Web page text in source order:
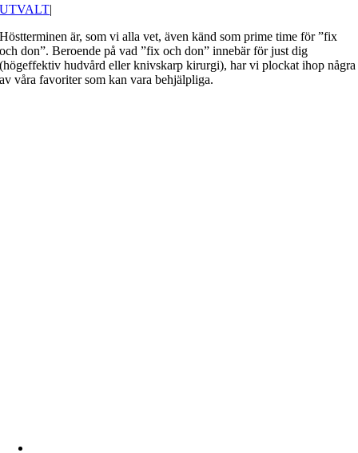
UTVALT|
Höstterminen är, som vi alla vet, även känd som prime time för ”fix
och don”. Beroende på vad ”fix och don” innebär för just dig
(högeffektiv hudvård eller knivskarp kirurgi), har vi plockat ihop några
av våra favoriter som kan vara behjälpliga.